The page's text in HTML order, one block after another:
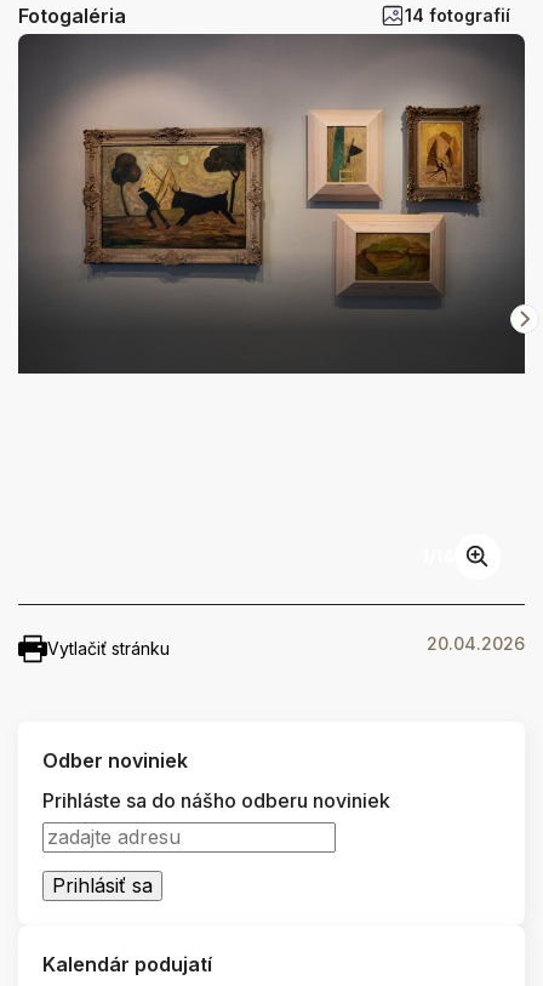
Fotogaléria
14 fotografií
Vytlačiť stránku 20.04.2026
Odber noviniek
Prihláste sa do nášho odberu noviniek
Kalendár podujatí